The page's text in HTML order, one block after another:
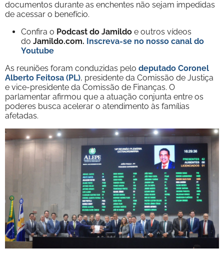
documentos durante as enchentes não sejam impedidas
de acessar o benefício.
Confira o Podcast do Jamildo e outros vídeos
do Jamildo.com. Inscreva-se no nosso canal do
Youtube
As reuniões foram conduzidas pelo deputado Coronel
Alberto Feitosa (PL), presidente da Comissão de Justiça
e vice-presidente da Comissão de Finanças. O
parlamentar afirmou que a atuação conjunta entre os
poderes busca acelerar o atendimento às famílias
afetadas.